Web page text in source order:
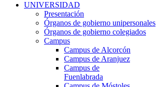
UNIVERSIDAD
Presentación
Órganos de gobierno unipersonales
Órganos de gobierno colegiados
Campus
Campus de Alcorcón
Campus de Aranjuez
Campus de
Fuenlabrada